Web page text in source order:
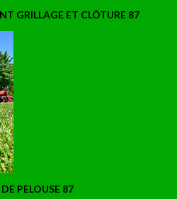
GRILLAGE ET CLÔTURE 87
PELOUSE 87